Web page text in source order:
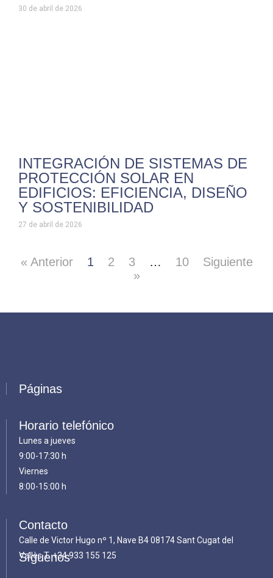
30 de abril de 2026
INTEGRACIÓN DE SISTEMAS DE
PROTECCIÓN SOLAR EN
EDIFICIOS: EFICIENCIA, DISEÑO
Y SOSTENIBILIDAD
27 de abril de 2026
« Anterior 1 2 3 … 10
Siguiente
»
Páginas
Horario telefónico
Lunes a jueves
9:00-17:30 h
Viernes
8:00-15:00 h
Contacto
Calle de Victor Hugo nº 1, Nave B4 08174 Sant Cugat del
Vallès T.+34 933 155 125
Síguenos